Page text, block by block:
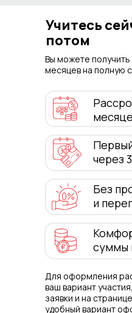
Учитесь
потом
Вы можете получить
месяцев на полную
через
Без
и
суммы
Для оформления
ваш вариант
заявки и на
удобный вариант